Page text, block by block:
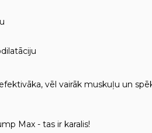
vēl vairāk muskuļu un
Max - tas ir karalis!